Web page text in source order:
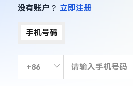
没有账户？ 立即注册
手机号码